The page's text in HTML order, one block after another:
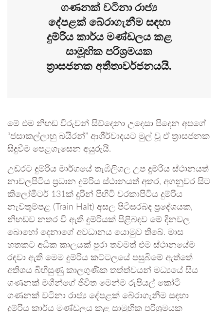
ගණනක් වටිනා රාජ්‍ය
දේපළක් බේරාගැනීම සඳහා
දුම්රිය කාර්ය මණ්ඩලය කළ
සාමූහික පරිශ්‍රමයක
ත්‍රාසජනක අතීතාවර්ජනයයි.
මේ එම නිහඬ විරුවන් සිව්දෙනා උදෙසා පිදෙන අපගේ
“ජසාකල්ලාහු ඛයිරන්” ආශීර්වාදයට මුල් වූ ඒ ත්‍රාසජනක
සිදුවීම පෙළගැසෙන අයුරුයි.
උඩරට දුම්රිය මාර්ගයේ තැඹිලිගල උප දුම්රිය ස්ථානයත්
නාවලපිටිය ප්‍රධාන දුම්රිය ස්ථානයත් අතර, අගනුවර සිට
කිලෝමීටර් 131ක් දුරින් පිහිටි වරකාපිටිය දුම්රිය
නැවතුම්පළ (Train Halt) අසල පිටිසරබද ප්‍රදේශයක,
නිහඬව නතර වී ඇති දුම්රියක් පිළිබඳව මේ දිනවල
බොහෝ දෙනාගේ අවධානය යොමුව තිබේ. මාස
හතකට අධික කාලයක් පුරා තවමත් එම ස්ථානයේම
රඳවා ඇති මෙම දුම්රිය කට්ටලයේ පසුබිමේ ඇත්තේ
අතිශය බිහිසුණු කාලගුණික තත්ත්වයන් මධ්‍යයේ සිය
ගණනක් මගීන්ගේ ජීවිත මෙන්ම රුපියල් කෝටි
ගණනක් වටිනා රාජ්‍ය දේපළක් බේරාගැනීම සඳහා
දුම්රිය කාර්ය මණ්ඩලය කළ සාමූහික පරිශ්‍රමයක